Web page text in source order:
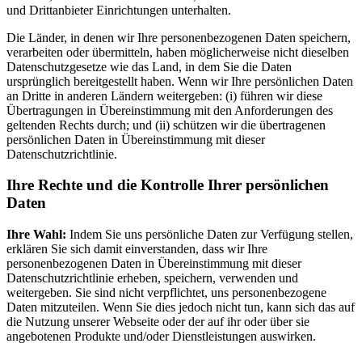
und Drittanbieter Einrichtungen unterhalten.
Die Länder, in denen wir Ihre personenbezogenen Daten speichern,
verarbeiten oder übermitteln, haben möglicherweise nicht dieselben
Datenschutzgesetze wie das Land, in dem Sie die Daten
ursprünglich bereitgestellt haben. Wenn wir Ihre persönlichen Daten
an Dritte in anderen Ländern weitergeben: (i) führen wir diese
Übertragungen in Übereinstimmung mit den Anforderungen des
geltenden Rechts durch; und (ii) schützen wir die übertragenen
persönlichen Daten in Übereinstimmung mit dieser
Datenschutzrichtlinie.
Ihre Rechte und die Kontrolle Ihrer persönlichen
Daten
Ihre Wahl: Indem Sie uns persönliche Daten zur Verfügung stellen,
erklären Sie sich damit einverstanden, dass wir Ihre
personenbezogenen Daten in Übereinstimmung mit dieser
Datenschutzrichtlinie erheben, speichern, verwenden und
weitergeben. Sie sind nicht verpflichtet, uns personenbezogene
Daten mitzuteilen. Wenn Sie dies jedoch nicht tun, kann sich das auf
die Nutzung unserer Webseite oder der auf ihr oder über sie
angebotenen Produkte und/oder Dienstleistungen auswirken.